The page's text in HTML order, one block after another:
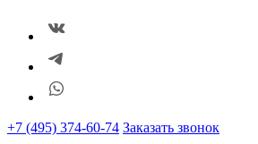
+7 (495) 374-60-74 Заказать звонок